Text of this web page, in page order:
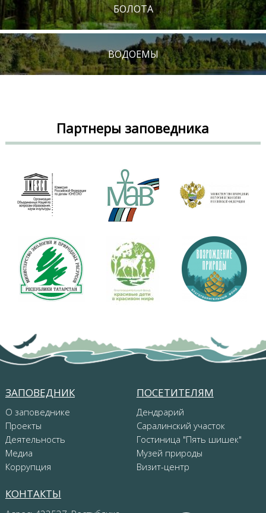
БОЛОТА
ВОДОЕМЫ
Партнеры заповедника
ЗАПОВЕДНИК
О заповеднике
Проекты
Деятельность
Медиа
Коррупция
ПОСЕТИТЕЛЯМ
Дендрарий
Саралинский участок
Гостиница "Пять шишек"
Музей природы
Визит-центр
КОНТАКТЫ